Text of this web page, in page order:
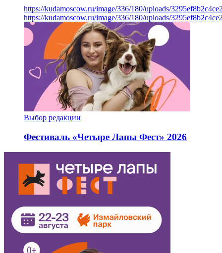
https://kudamoscow.ru/image/336/180/uploads/
https://kudamoscow.ru/image/336/180/uploads/
Выбор редакции
Фестиваль «Четыре Лапы Фест» 2026